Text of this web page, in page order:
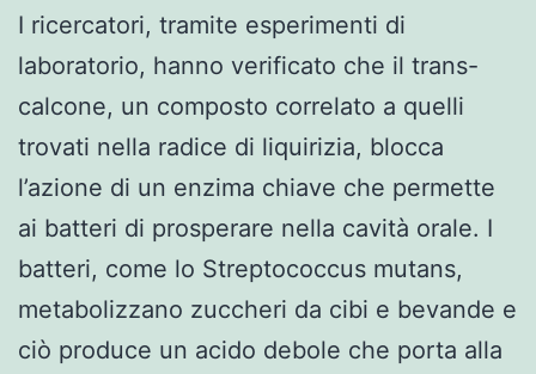
I ricercatori, tramite esperimenti di
laboratorio, hanno verificato che il trans-
calcone, un composto correlato a quelli
trovati nella radice di liquirizia, blocca
l’azione di un enzima chiave che permette
ai batteri di prosperare nella cavità orale. I
batteri, come lo Streptococcus mutans,
metabolizzano zuccheri da cibi e bevande e
ciò produce un acido debole che porta alla